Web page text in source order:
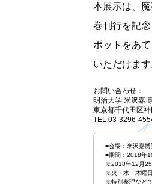
本展示は、
巻刊行を記
ポットをあ
いただけます
お問い合わせ：
明治大学 米沢嘉
東京都千代田区
TEL 03-3296-
■会場：米沢嘉
■期間：2018年
※2018年12月25
※火・水・木曜
※特別整理など